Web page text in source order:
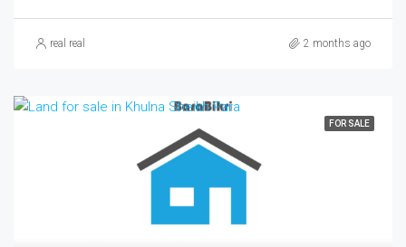
real real 2 months ago
FOR SALE